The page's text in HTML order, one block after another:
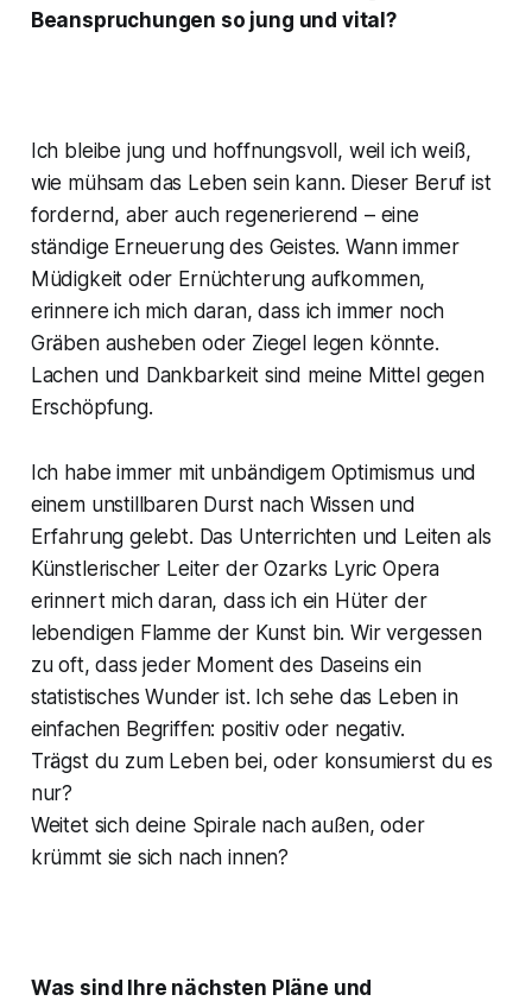
Beanspruchungen so jung und vital?
Ich bleibe jung und hoffnungsvoll, weil ich weiß,
wie mühsam das Leben sein kann. Dieser Beruf ist
fordernd, aber auch regenerierend – eine
ständige Erneuerung des Geistes. Wann immer
Müdigkeit oder Ernüchterung aufkommen,
erinnere ich mich daran, dass ich immer noch
Gräben ausheben oder Ziegel legen könnte.
Lachen und Dankbarkeit sind meine Mittel gegen
Erschöpfung.
Ich habe immer mit unbändigem Optimismus und
einem unstillbaren Durst nach Wissen und
Erfahrung gelebt. Das Unterrichten und Leiten als
Künstlerischer Leiter der Ozarks Lyric Opera
erinnert mich daran, dass ich ein Hüter der
lebendigen Flamme der Kunst bin. Wir vergessen
zu oft, dass jeder Moment des Daseins ein
statistisches Wunder ist. Ich sehe das Leben in
einfachen Begriffen: positiv oder negativ.
Trägst du zum Leben bei, oder konsumierst du es
nur?
Weitet sich deine Spirale nach außen, oder
krümmt sie sich nach innen?
Was sind Ihre nächsten Pläne und